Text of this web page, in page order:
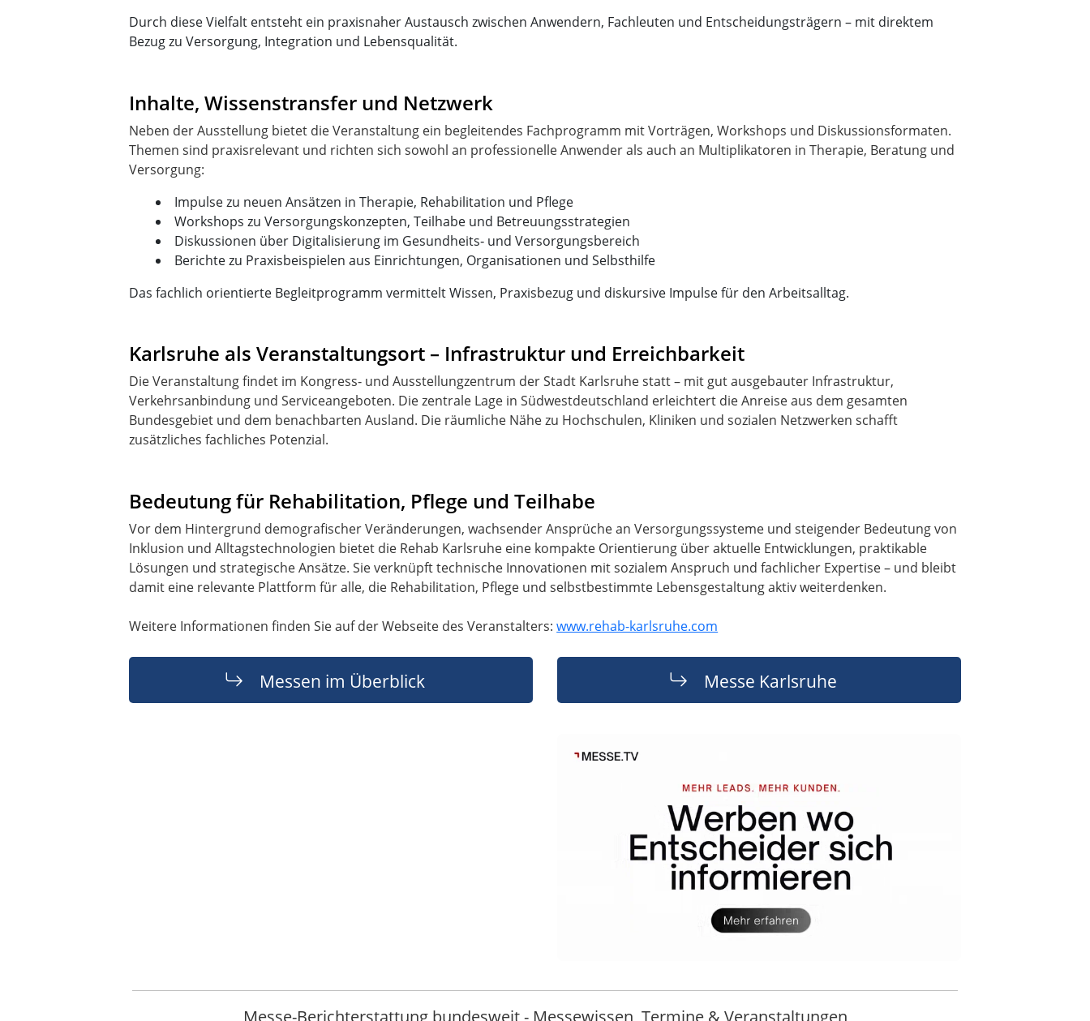
Durch diese Vielfalt entsteht ein praxisnaher Austausch zwischen Anwendern, Fachleuten und Entscheidungsträgern – mit direktem
Bezug zu Versorgung, Integration und Lebensqualität.
Inhalte, Wissenstransfer und Netzwerk
Neben der Ausstellung bietet die Veranstaltung ein begleitendes Fachprogramm mit Vorträgen, Workshops und Diskussionsformaten.
Themen sind praxisrelevant und richten sich sowohl an professionelle Anwender als auch an Multiplikatoren in Therapie, Beratung und
Impulse zu neuen Ansätzen in Therapie, Rehabilitation und Pflege
Workshops zu Versorgungskonzepten, Teilhabe und Betreuungsstrategien
Diskussionen über Digitalisierung im Gesundheits‑ und Versorgungsbereich
Berichte zu Praxisbeispielen aus Einrichtungen, Organisationen und Selbsthilfe
Das fachlich orientierte Begleitprogramm vermittelt Wissen, Praxisbezug und diskursive Impulse für den Arbeitsalltag.
Karlsruhe als Veranstaltungsort – Infrastruktur und Erreichbarkeit
Die Veranstaltung findet im Kongress‑ und Ausstellungzentrum der Stadt Karlsruhe statt – mit gut ausgebauter Infrastruktur,
Verkehrsanbindung und Serviceangeboten. Die zentrale Lage in Südwestdeutschland erleichtert die Anreise aus dem gesamten
Bundesgebiet und dem benachbarten Ausland. Die räumliche Nähe zu Hochschulen, Kliniken und sozialen Netzwerken schafft
zusätzliches fachliches Potenzial.
Bedeutung für Rehabilitation, Pflege und Teilhabe
Vor dem Hintergrund demografischer Veränderungen, wachsender Ansprüche an Versorgungssysteme und steigender Bedeutung von
Inklusion und Alltagstechnologien bietet die Rehab Karlsruhe eine kompakte Orientierung über aktuelle Entwicklungen, praktikable
Lösungen und strategische Ansätze. Sie verknüpft technische Innovationen mit sozialem Anspruch und fachlicher Expertise – und bleibt
damit eine relevante Plattform für alle, die Rehabilitation, Pflege und selbstbestimmte Lebensgestaltung aktiv weiterdenken.
Weitere Informationen finden Sie auf der Webseite des Veranstalters:www.rehab-karlsruhe.com
Messen im Überblick Messe Karlsruhe
Messe-Berichterstattung bundesweit - Messewissen, Termine & Veranstaltungen